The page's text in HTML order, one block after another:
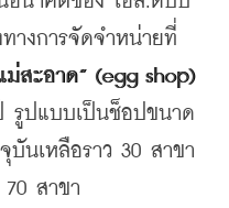
างการจัดจำหน่ายที่
ม่สะอาด
” (egg shop)
รูปแบบเป็นช็อปขนาด
บันเหลือราว 30 สาขา
70 สาขา